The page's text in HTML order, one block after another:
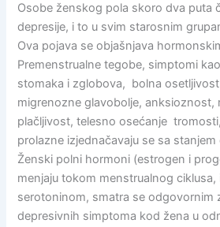
Osobe ženskog pola skoro dva puta
depresije, i to u svim starosnim
Ova pojava se objašnjava
Premenstrualne tegobe, simptomi
stomaka i zglobova, bolna
migrenozne glavobolje, anksioznost,
plačljivost, telesno osećanje
prolazne izjednačavaju se sa stanjem
Ženski polni hormoni (estrogen i
menjaju tokom menstrualnog ciklusa,
serotoninom, smatra se odgovornim
depresivnih simptoma kod žena u